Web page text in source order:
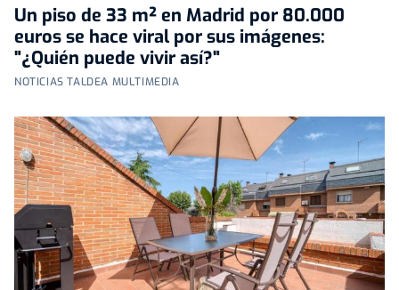
Un piso de 33 m² en Madrid por 80.000
euros se hace viral por sus imágenes:
"¿Quién puede vivir así?"
NOTICIAS TALDEA MULTIMEDIA